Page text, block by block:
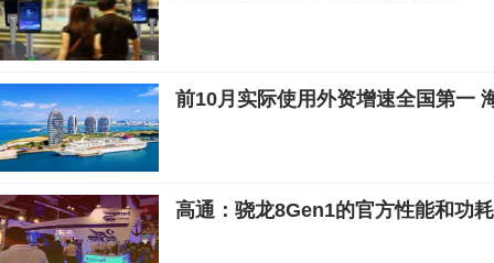
前10月实际使用外资增速全国第一
高通：骁龙8Gen1的官方性能和功